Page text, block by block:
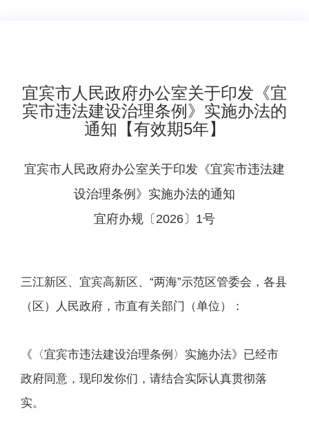
​宜宾市人民政府办公室关于印发《宜
宾市违法建设治理条例》实施办法的
通知【有效期5年】
宜宾市人民政府办公室关于印发《宜宾市违法建
设治理条例》实施办法的通知
宜府办规〔2026〕1号
三江新区、宜宾高新区、“两海”示范区管委会，各县
（区）人民政府，市直有关部门（单位）：
《〈宜宾市违法建设治理条例〉实施办法》已经市
政府同意，现印发你们，请结合实际认真贯彻落
实。